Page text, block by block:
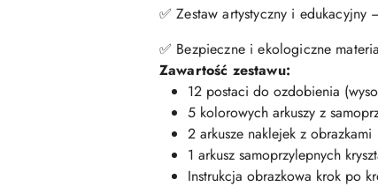
✅ Zestaw artystyczny i
✅ Bezpieczne i ekologiczne
Zawartość zestawu:
12 postaci do ozdobienia
5 kolorowych arkuszy z
2 arkusze naklejek z obrazkami
1 arkusz samoprzylepnych
Instrukcja obrazkowa krok po